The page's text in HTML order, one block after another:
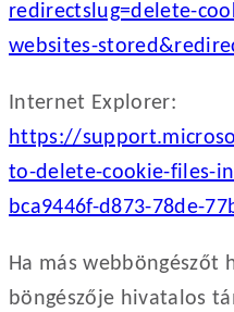
redirectslug=delete-
websites-
Internet Explorer:
https://
to-delete-cookie-files-
bca9446f-d873-78de-
Ha más webböngészőt
böngészője hivatalos